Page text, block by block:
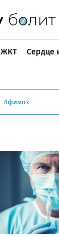
ЖКТ Сердце
фимоз